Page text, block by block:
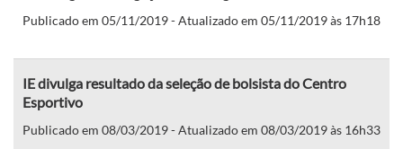
Publicado em 05/11/2019 - Atualizado em 05/11/2019 às 17h18
IE divulga resultado da seleção de bolsista do Centro
Esportivo
Publicado em 08/03/2019 - Atualizado em 08/03/2019 às 16h33